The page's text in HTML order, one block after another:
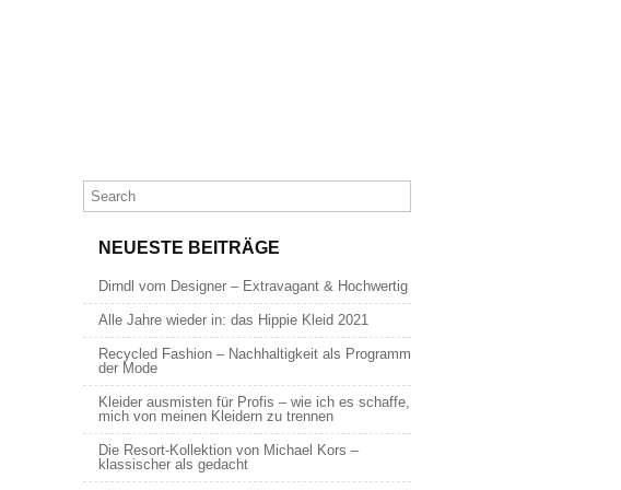
NEUESTE BEITRÄGE
Dirndl vom Designer – Extravagant & Hochwertig
Alle Jahre wieder in: das Hippie Kleid 2021
Recycled Fashion – Nachhaltigkeit als Programm
der Mode
Kleider ausmisten für Profis – wie ich es schaffe,
mich von meinen Kleidern zu trennen
Die Resort-Kollektion von Michael Kors –
klassischer als gedacht